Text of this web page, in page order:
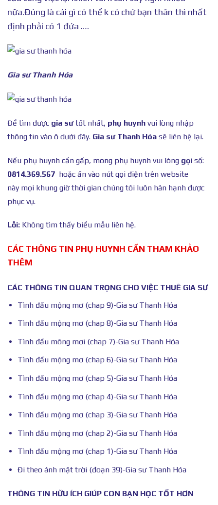
nữa.Đúng là cái gì có thể k có chứ bạn thân thì nhất
định phải có 1 đứa ….
Gia sư Thanh Hóa
Để tìm được gia sưtốt nhất, phụ huynh vui lòng nhập
thông tin vào ô dưới đây. Gia sư Thanh Hóa sẽ liên hệ lại.
Nếu phụ huynh cần gấp, mong phụ huynh vui lòng gọi số:
0814.369.567 hoặc ấn vào nút gọi điện trên website
này mọi khung giờ thời gian chúng tôi luôn hân hạnh được
phục vụ.
Lỗi: Không tìm thấy biểu mẫu liên hệ.
CÁC THÔNG TIN PHỤ HUYNH CẦN THAM KHẢO
THÊM
CÁC THÔNG TIN QUAN TRỌNG CHO VIỆC THUÊ GIA SƯ
Tình đầu mộng mơ (chap 9)-Gia sư Thanh Hóa
Tình đầu mộng mơ (chap 8)-Gia sư Thanh Hóa
Tình đầu mông mơi (chap 7)-Gia sư Thanh Hóa
Tình đầu mộng mơ (chap 6)-Gia sư Thanh Hóa
Tình đầu mộng mơ (chap 5)-Gia sư Thanh Hóa
Tình đầu mộng mơ (chap 4)-Gia sư Thanh Hóa
Tình đầu mộng mơ (chap 3)-Gia sư Thanh Hóa
Tình đầu mộng mơ (chap 2)-Gia sư Thanh Hóa
Tình đầu mộng mơ (chap 1)-Gia sư Thanh Hóa
Đi theo ánh mặt trời (đoạn 39)-Gia sư Thanh Hóa
THÔNG TIN HỮU ÍCH GIÚP CON BẠN HỌC TỐT HƠN